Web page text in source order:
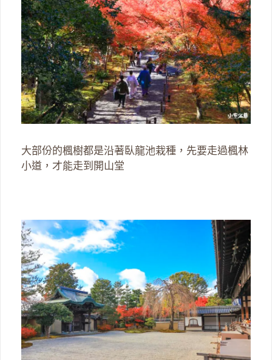
大部份的楓樹都是沿著臥龍池栽種，先要走過楓林
小道，才能走到開山堂